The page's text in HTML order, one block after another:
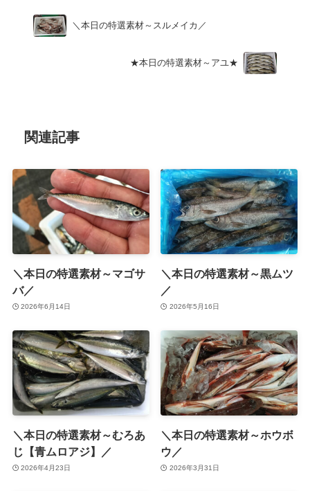
＼本日の特選素材～スルメイカ／
★本日の特選素材～アユ★
関連記事
＼本日の特選素材～マゴサ
バ／
2026年6月14日
＼本日の特選素材～黒ムツ
／
2026年5月16日
＼本日の特選素材～むろあ
じ【青ムロアジ】／
2026年4月23日
＼本日の特選素材～ホウボ
ウ／
2026年3月31日